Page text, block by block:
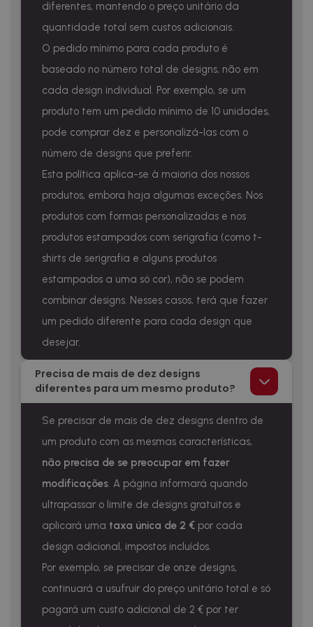
diferentes, mantendo o preço unitário da
quantidade total sem custos adicionais.
O pedido mínimo para cada produto é
baseado no número total de designs, não em
cada design individual. Por exemplo, se um
produto tem um pedido mínimo de 10 unidades,
pode comprar dez e personalizá-las com o
número de designs que preferir.
Esta política aplica-se à maioria dos nossos
produtos, embora haja algumas exceções. Nos
produtos com formas personalizadas e nos
produtos estampados com serigrafia (como t-
shirts de serigrafia e alguns produtos
estampados a uma só cor), não se podem
combinar designs. Nesses casos, terá que fazer
um pedido diferente para cada design que
desejar.
Precisa de mais de dez designs
diferentes para um mesmo produto?
Se precisar de mais de dez designs dentro de
um produto com as mesmas características,
não precisa de se preocupar em fazer
modificações. A página informará quando
ultrapassar o limite de designs gratuitos e
aplicará uma taxa única de 2 € por cada
design adicional, impostos incluídos.
Por exemplo, se precisar de onze designs,
continuará a usufruir do preço unitário total e só
pagará um custo adicional de 2 € por ter